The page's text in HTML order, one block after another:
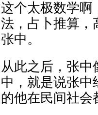
这个太极数学啊
法，占卜推算，
张中。
从此之后，张
中，就是说张中
的他在民间社会